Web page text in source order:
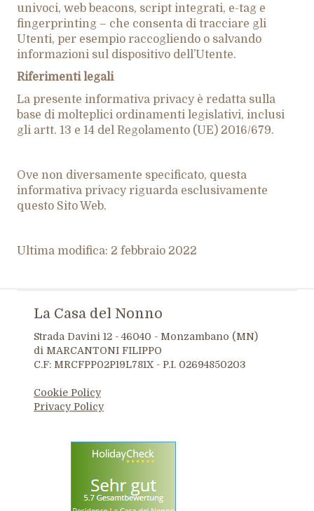
univoci, web beacons, script integrati, e-tag e
fingerprinting – che consenta di tracciare gli
Utenti, per esempio raccogliendo o salvando
informazioni sul dispositivo dell’Utente.
Riferimenti legali
La presente informativa privacy è redatta sulla
base di molteplici ordinamenti legislativi, inclusi
gli artt. 13 e 14 del Regolamento (UE) 2016/679.
Ove non diversamente specificato, questa
informativa privacy riguarda esclusivamente
questo Sito Web.
Ultima modifica: 2 febbraio 2022
La Casa del Nonno
Strada Davini 12 - 46040 - Monzambano (MN)
di MARCANTONI FILIPPO
C.F: MRCFPP02P19L781X - P.I. 02694850203
Cookie Policy
Privacy Policy